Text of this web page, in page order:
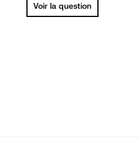
Voir la question